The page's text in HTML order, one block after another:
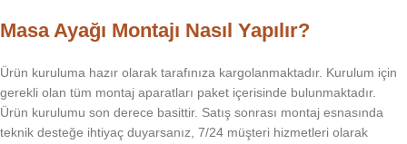
Masa Ayağı Montajı Nasıl Yapılır?
Ürün kuruluma hazır olarak tarafınıza kargolanmaktadır. Kurulum için
gerekli olan tüm montaj aparatları paket içerisinde bulunmaktadır.
Ürün kurulumu son derece basittir. Satış sonrası montaj esnasında
teknik desteğe ihtiyaç duyarsanız, 7/24 müşteri hizmetleri olarak